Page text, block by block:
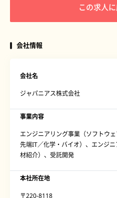
この求人
会社情報
会社名
ジャパニアス株式会社
事業内容
エンジニアリング事業（ソフトウ
先端IT／化学・バイオ）、エンジ
材紹介）、受託開発
本社所在地
〒220-8118